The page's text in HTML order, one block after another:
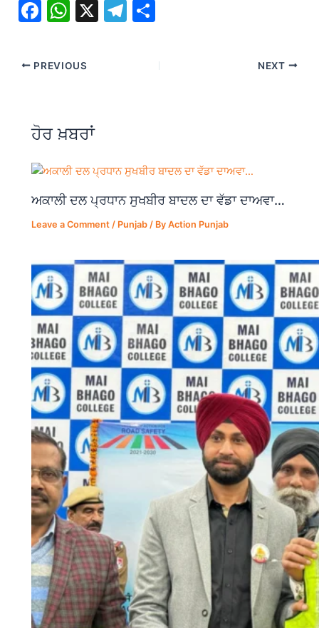
F
c
e
o
o
k
W
at
s
p
p
X
T
ar
e
PREVIOUS NEXT
ਹੋਰ ਖ਼ਬਰਾਂ
ਅਕਾਲੀ ਦਲ ਪ੍ਰਧਾਨ ਸੁਖਬੀਰ ਬਾਦਲ ਦਾ ਵੱਡਾ ਦਾਅਵਾ…
Leave a Comment / Punjab / ByAction Punjab